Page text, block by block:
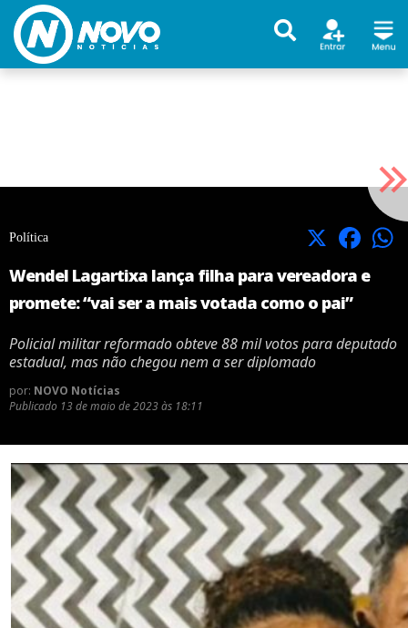
Política X Facebook
Wendel Lagartixa lança filha para vereadora e
promete: “vai ser a mais votada como o pai”
Policial militar reformado obteve 88 mil votos para deputado
estadual, mas não chegou nem a ser diplomado
por: NOVO Notícias
Publicado 13 de maio de 2023 às 18:11